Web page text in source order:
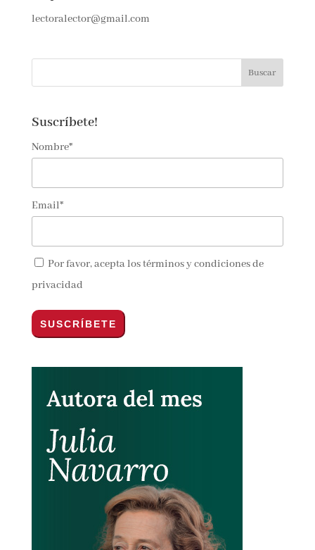
Si quieres contactar con nosotras…
Suscríbete!
Por favor, acepta los